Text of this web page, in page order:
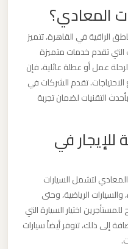
المعادي؟
الراقية في القاهرة، تتميز
التي تقدم خدمات متميزة
عمل أو عطلة عائلية، فإن
الاحتياجات. تقدم الشركات في
التقنيات لضمان تجربة
للإيجار في
المعادي لتشمل السيارات
والسيارات الرياضية، وحتى
للمستأجرين اختيار السيارة التي
إلى ذلك، تتوفر أيضاً سيارات